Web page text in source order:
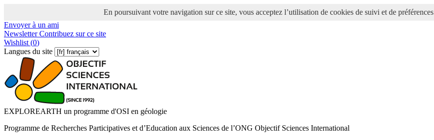
En poursuivant votre navigation sur ce site, vous acceptez l’utilisation de cookies de suivi et de préférences
Envoyer à un ami
NewsletterContribuez sur ce site
Wishlist (0)
Langues du site
EXPLOREARTH un programme d'OSI en géologie
Programme de Recherches Participatives et d’Education aux Sciences de l’ONG Objectif Sciences International